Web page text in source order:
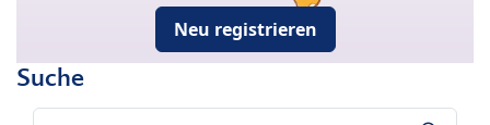
Neu registrieren
Suche